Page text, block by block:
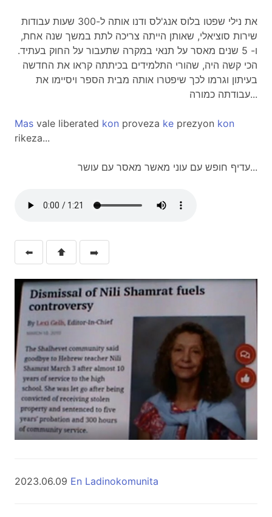
את נילי שפטו בלוס אנג'לס ודנו אותה ל-300 שעות עבודות
שירות סוציאלי, שאותן הייתה צריכה לתת במשך שנה אחת,
ו- 5 שנים מאסר על תנאי במקרה שתעבור על החוק בעתיד.
הכי קשה היה, שהורי התלמידים בכיתתה קראו את החדשה
בעיתון וגרמו לכך שיפטרו אותה מבית הספר ויסיימו את
עבודתה כמורה...
Mas vale liberated kon proveza ke prezyon kon
rikeza...
עדיף חופש עם עוני מאשר מאסר עם עושר...
⬅️ ⬆️ ➡️
2023.06.09 En Ladinokomunita